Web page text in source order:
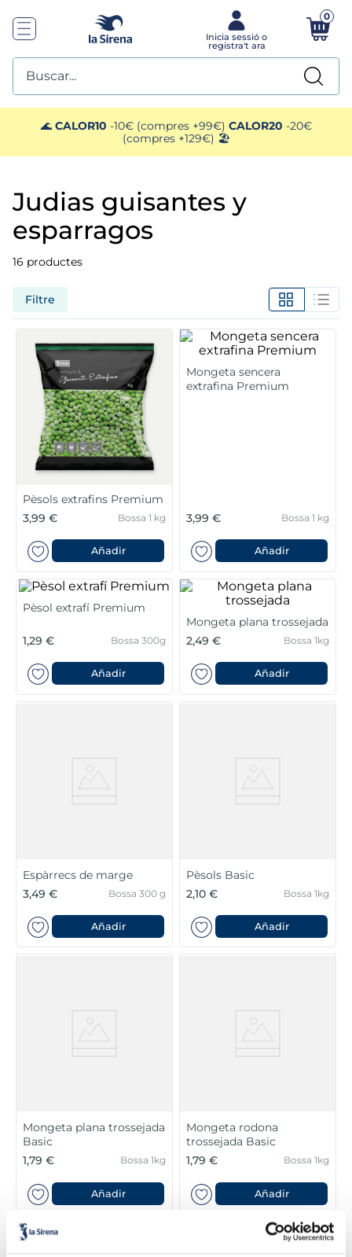
0
Buscar...
🌊 CALOR10 -10€ (compres +99€) CALOR20 -20€
(compres +129€) 🏖️
judias guisantes y
esparragos
16 productes
Filtre
Pèsols extrafins Premium
3,99 €
Bossa 1 kg
Añadir
Mongeta sencera
extrafina Premium
3,99 € Bossa 1 kg
Añadir
Pèsol extrafí Premium
1,29 € Bossa 300g
Añadir
Mongeta plana trossejada
2,49 €
Bossa 1kg
Añadir
Espàrrecs de marge
3,49 €
Bossa 300 g
Añadir
Pèsols Basic
2,10 €
Bossa 1kg
Añadir
Mongeta plana trossejada
Basic
1,79 €
Bossa 1kg
Añadir
Mongeta rodona
trossejada Basic
1,79 €
Bossa 1kg
Añadir
TOP SEARCHES
1. plato preparado
2. ensaladilla
3. gelats sirena
5. preparado paella
pan bao
menus
helados polos
calamar sirena
10 salmó premium